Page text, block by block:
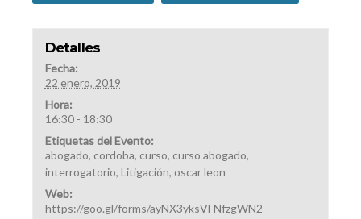
Detalles
Fecha:
22 enero, 2019
Hora:
16:30 - 18:30
Etiquetas del Evento:
abogado, cordoba, curso, curso abogado,
interrogatorio, Litigación, oscar leon
Web:
https://goo.gl/forms/ayNX3yksVFNfzgWN2